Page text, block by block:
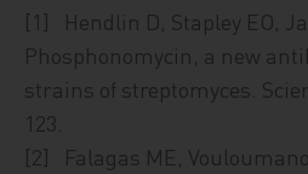
[1] Hendlin D, Stapley EO,
Phosphonomycin, a new
strains of streptomyces.
123.
[2] Falagas ME,